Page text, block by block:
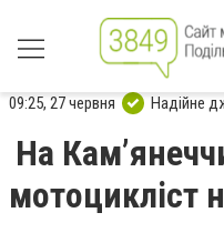
09:25, 27 червня Надійне
На
мотоцикліст